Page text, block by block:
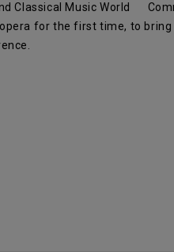
Classical Music World
for the first time, to bring